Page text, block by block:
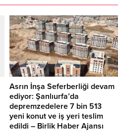
Asrın İnşa Seferberliği devam
ediyor: Şanlıurfa’da
depremzedelere 7 bin 513
yeni konut ve iş yeri teslim
edildi – Birlik Haber Ajansı